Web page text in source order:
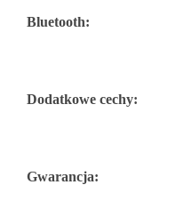
Bluetooth:
Dodatkowe cechy:
Gwarancja: